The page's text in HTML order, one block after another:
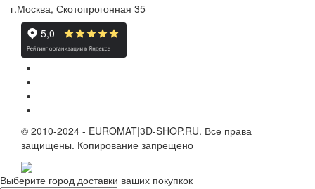
г.Москва, Скотопрогонная 35
© 2010-2024 - EUROMAT|3D-SHOP.RU. Все права
защищены. Копирование запрещено
Выберите город доставки ваших покупкок